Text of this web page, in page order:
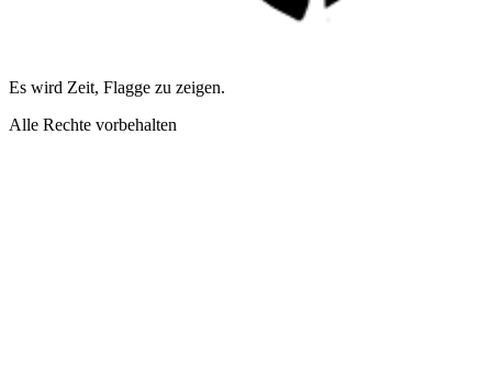
Es wird Zeit, Flagge zu zeigen.
Alle Rechte vorbehalten